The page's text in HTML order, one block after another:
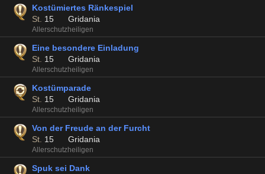
Kostümiertes Ränkespiel
St. 15 Gridania
Allerschutzheiligen
Eine besondere Einladung
St. 15 Gridania
Allerschutzheiligen
Kostümparade
St. 15 Gridania
Allerschutzheiligen
Von der Freude an der Furcht
St. 15 Gridania
Allerschutzheiligen
Spuk sei Dank